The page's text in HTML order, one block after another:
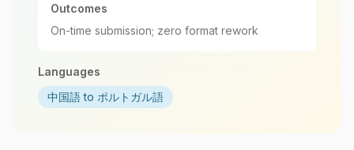
Outcomes
On-time submission; zero format rework
Languages
中国語 to ポルトガル語